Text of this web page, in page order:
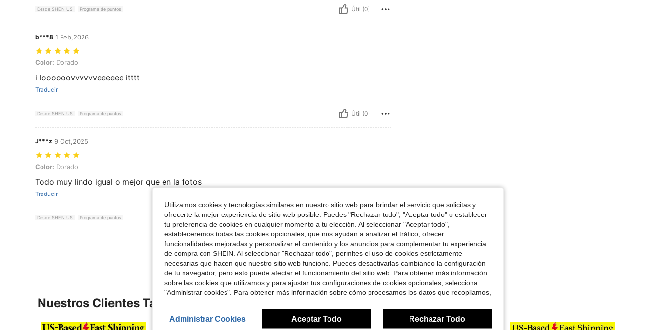
Desde SHEIN US Programa de puntos Útil (0)
b***8 1 Feb,2026
Color: Dorado
Color: Dorado
i loooooovvvvvveeeeee itttt
Traducir
Desde SHEIN US Programa de puntos Útil (0)
J***z 9 Oct,2025
Color: Dorado
Color: Dorado
Todo muy lindo igual o mejor que en la fotos
Traducir
Desde SHEIN US Programa de puntos Útil (0)
Ver Más Reseñas
Nuestros Clientes También Vieron
Utilizamos cookies y tecnologías similares en nuestro sitio web para brindar el servicio que solicitas y
ofrecerte la mejor experiencia de sitio web posible. Puedes "Rechazar todo", "Aceptar todo" o establecer
tu preferencia de cookies en cualquier momento a tu elección. Al seleccionar "Aceptar todo",
estableceremos todas las cookies opcionales, que nos ayudan a analizar el tráfico, ofrecer
funcionalidades mejoradas y personalizar el contenido y los anuncios para complementar tu experiencia
de compra con SHEIN. Al seleccionar "Rechazar todo", permites el uso de cookies estrictamente
necesarias que hacen que nuestro sitio web funcione. Puedes desactivarlas cambiando la configuración
de tu navegador, pero esto puede afectar el funcionamiento del sitio web. Para obtener más información
sobre las cookies que utilizamos y para ajustar tus configuraciones de cookies opcionales, selecciona
"Administrar cookies". Para obtener más información sobre cómo procesamos los datos que recopilamos,
Administrar Cookies Aceptar Todo Rechazar Todo